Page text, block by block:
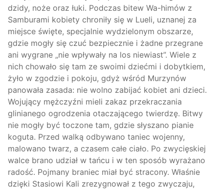
dzidy, noże oraz łuki. Podczas bitew Wa-himów z
Samburami kobiety chroniły się w Lueli, uznanej za
miejsce święte, specjalnie wydzielonym obszarze,
gdzie mogły się czuć bezpiecznie i żadne przegrane
ani wygrane „nie wpływały na los niewiast”. Wiele z
nich chowało się tam ze swoimi dziećmi i dobytkiem,
żyło w zgodzie i pokoju, gdyż wśród Murzynów
panowała zasada: nie wolno zabijać kobiet ani dzieci.
Wojujący mężczyźni mieli zakaz przekraczania
glinianego ogrodzenia otaczającego twierdzę. Bitwy
nie mogły być toczone tam, gdzie słyszano pianie
koguta. Przed walką odbywano taniec wojenny,
malowano twarz, a czasem całe ciało. Po zwycięskiej
walce brano udział w tańcu i w ten sposób wyrażano
radość. Pojmany braniec miał być stracony. Właśnie
dzięki Stasiowi Kali zrezygnował z tego zwyczaju,